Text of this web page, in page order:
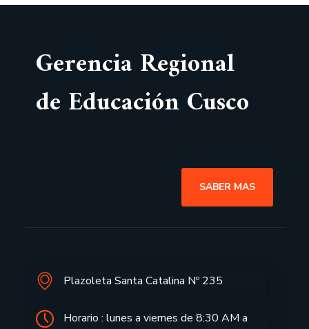
Gerencia Regional
de Educación Cusco
SABER MAS
Plazoleta Santa Catalina Nº 235
Horario : lunes a viernes de 8:30 AM a